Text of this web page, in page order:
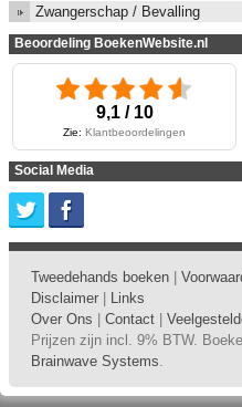
Zwangerschap / Bevalling
Beoordeling BoekenWebsite.nl
9,1 / 10
Zie: Klantbeoordelingen
Social Media
Tweedehands boeken
Disclaimer
Links
Over Ons
Contact
Prijzen zijn incl. 9% BTW.
Brainwave Systems.